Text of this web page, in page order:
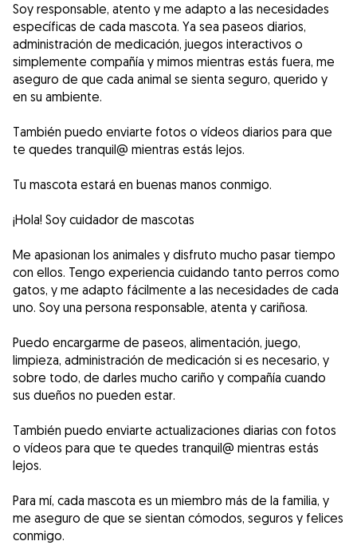
Soy responsable, atento y me adapto a las necesidades
específicas de cada mascota. Ya sea paseos diarios,
administración de medicación, juegos interactivos o
simplemente compañía y mimos mientras estás fuera, me
aseguro de que cada animal se sienta seguro, querido y
en su ambiente.
También puedo enviarte fotos o vídeos diarios para que
te quedes tranquil@ mientras estás lejos.
Tu mascota estará en buenas manos conmigo.
¡Hola! Soy cuidador de mascotas
Me apasionan los animales y disfruto mucho pasar tiempo
con ellos. Tengo experiencia cuidando tanto perros como
gatos, y me adapto fácilmente a las necesidades de cada
uno. Soy una persona responsable, atenta y cariñosa.
Puedo encargarme de paseos, alimentación, juego,
limpieza, administración de medicación si es necesario, y
sobre todo, de darles mucho cariño y compañía cuando
sus dueños no pueden estar.
También puedo enviarte actualizaciones diarias con fotos
o vídeos para que te quedes tranquil@ mientras estás
lejos.
Para mí, cada mascota es un miembro más de la familia, y
me aseguro de que se sientan cómodos, seguros y felices
conmigo.